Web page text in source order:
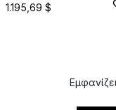
1.195,69 $